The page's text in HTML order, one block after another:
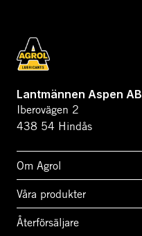
Lantmännen Aspen AB
Iberovägen 2
438 54 Hindås
Om Agrol
Våra produkter
Återförsäljare